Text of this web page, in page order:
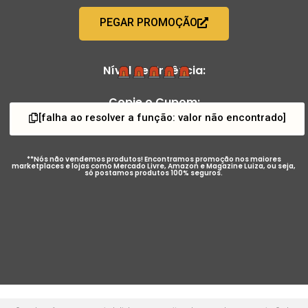
PEGAR PROMOÇÃO
Nível de Urgência:
Copie o Cupom:
[falha ao resolver a função: valor não encontrado]
**Nós não vendemos produtos! Encontramos promoção nos maiores
marketplaces e lojas como Mercado Livre, Amazon e Magazine Luiza, ou seja,
só postamos produtos 100% seguros.